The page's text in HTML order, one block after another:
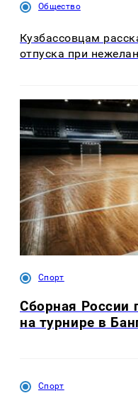
Общество
Кузбассовцам
отпуска при
Спорт
Сборная России
на турнире в
Спорт